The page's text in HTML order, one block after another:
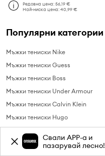
Редовна цена:56,19 €
Най-ниска цена:40,99 €
Популярни категории
Мъжки тениски Nike
Мъжки тениски Guess
Мъжки тениски Boss
Мъжки тениски Under Armour
Мъжки тениски Calvin Klein
Мъжки тениски Hugo
Мъжки тениски Armani Exchange
Свали APP-a и
пазарувай лесно!